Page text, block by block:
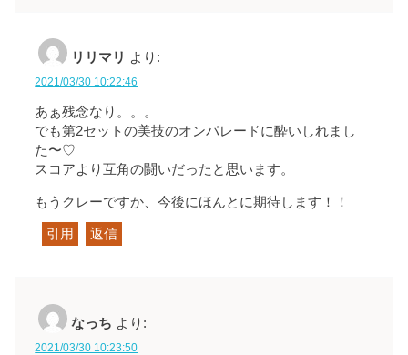
リリマリ より:
2021/03/30 10:22:46
あぁ残念なり。。。
でも第2セットの美技のオンパレードに酔いしれまし
た〜♡
スコアより互角の闘いだったと思います。
もうクレーですか、今後にほんとに期待します！！
引用 返信
なっち より:
2021/03/30 10:23:50